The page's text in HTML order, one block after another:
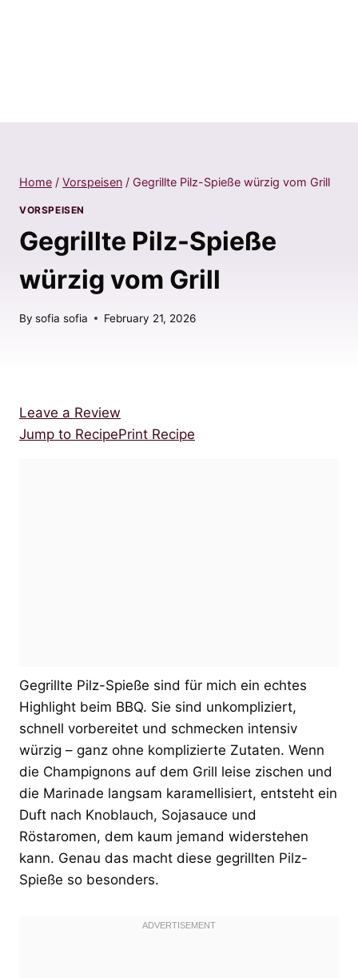
Home / Vorspeisen / Gegrillte Pilz-Spieße würzig vom Grill
VORSPEISEN
Gegrillte Pilz-Spieße
würzig vom Grill
By sofia sofia February 21, 2026
Jump to RecipePrint Recipe
Leave a Review
Gegrillte Pilz-Spieße sind für mich ein echtes
Highlight beim BBQ. Sie sind unkompliziert,
schnell vorbereitet und schmecken intensiv
würzig – ganz ohne komplizierte Zutaten. Wenn
die Champignons auf dem Grill leise zischen und
die Marinade langsam karamellisiert, entsteht ein
Duft nach Knoblauch, Sojasauce und
Röstaromen, dem kaum jemand widerstehen
kann. Genau das macht diese gegrillten Pilz-
Spieße so besonders.